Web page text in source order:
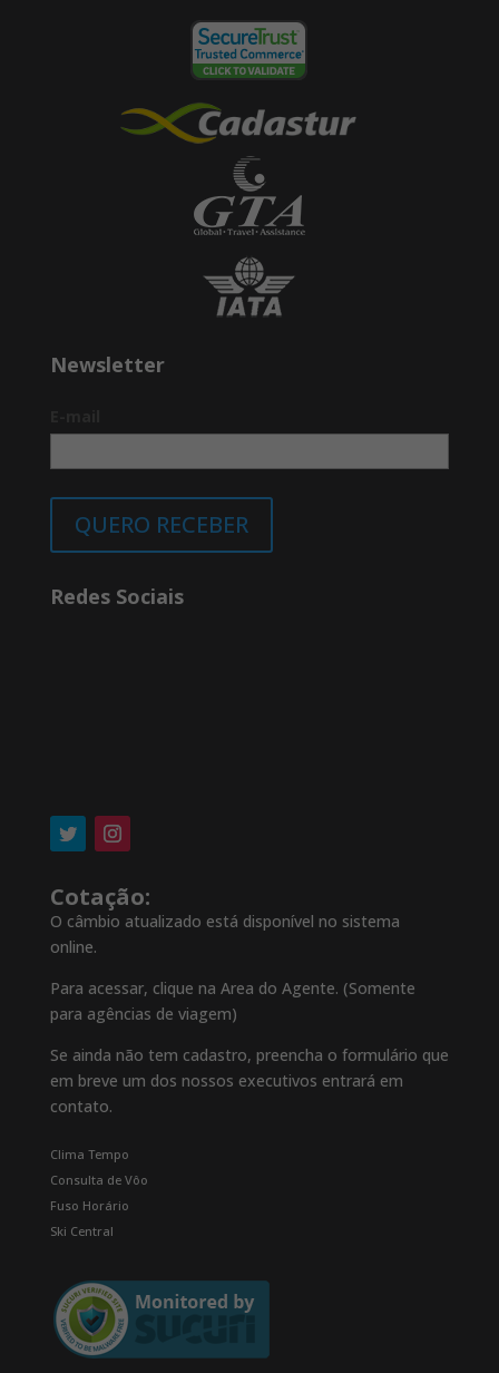
Newsletter
QUERO RECEBER
Redes Sociais
Cotação:
O câmbio atualizado está disponível no sistema
online.
Para acessar, clique na Area do Agente. (Somente
para agências de viagem)
Se ainda não tem cadastro, preencha o formulário que
em breve um dos nossos executivos entrará em
contato.
Clima Tempo
Consulta de Vôo
Fuso Horário
Ski Central